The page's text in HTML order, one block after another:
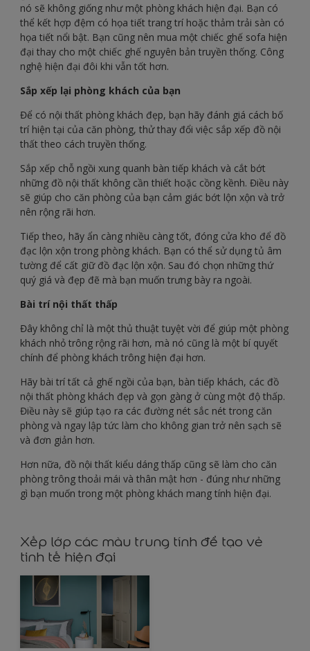
nó sẽ không giống như một phòng khách hiện đại. Bạn có
thể kết hợp đệm có họa tiết trang trí hoặc thảm trải sàn có
họa tiết nổi bật. Bạn cũng nên mua một chiếc ghế sofa hiện
đại thay cho một chiếc ghế nguyên bản truyền thống. Công
nghệ hiện đại đôi khi vẫn tốt hơn.
Sắp xếp lại phòng khách của bạn
Để có nội thất phòng khách đẹp, bạn hãy đánh giá cách bố
trí hiện tại của căn phòng, thử thay đổi việc sắp xếp đồ nội
thất theo cách truyền thống.
Sắp xếp chỗ ngồi xung quanh bàn tiếp khách và cắt bớt
những đồ nội thất không cần thiết hoặc cồng kềnh. Điều này
sẽ giúp cho căn phòng của bạn cảm giác bớt lộn xộn và trở
nên rộng rãi hơn.
Tiếp theo, hãy ẩn càng nhiều càng tốt, đóng cửa kho để đồ
đạc lộn xộn trong phòng khách. Bạn có thể sử dụng tủ âm
tường để cất giữ đồ đạc lộn xộn. Sau đó chọn những thứ
quý giá và đẹp đẽ mà bạn muốn trưng bày ra ngoài.
Bài trí nội thất thấp
Đây không chỉ là một thủ thuật tuyệt vời để giúp một phòng
khách nhỏ trông rộng rãi hơn, mà nó cũng là một bí quyết
chính để phòng khách trông hiện đại hơn.
Hãy bài trí tất cả ghế ngồi của bạn, bàn tiếp khách, các đồ
nội thất phòng khách đẹp và gọn gàng ở cùng một độ thấp.
Điều này sẽ giúp tạo ra các đường nét sắc nét trong căn
phòng và ngay lập tức làm cho không gian trở nên sạch sẽ
và đơn giản hơn.
Hơn nữa, đồ nội thất kiểu dáng thấp cũng sẽ làm cho căn
phòng trông thoải mái và thân mật hơn - đúng như những
gì bạn muốn trong một phòng khách mang tính hiện đại.
Xếp lớp các màu trung tính để tạo vẻ
tinh tế hiện đại